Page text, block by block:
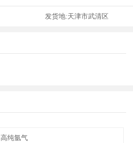
发货地:天津市武清区
高纯氩气